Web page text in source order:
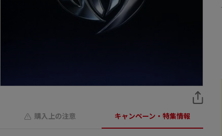
購入上の注意 キャンペーン・特集情報